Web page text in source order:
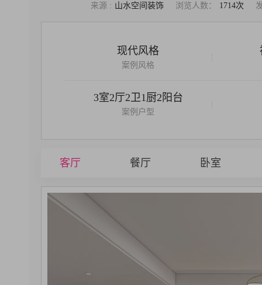
来源 : 山水空间装饰 浏览人数： 1714次
现代风格
案例风格
3室2厅2卫1厨2阳台
案例户型
客厅 餐厅 卧室